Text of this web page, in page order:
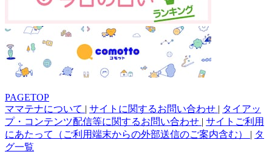
PAGETOP
ママテナについて | サイトに関するお問い合わせ | タイアッ
プ・コンテンツ配信等に関するお問い合わせ | サイトご利用
にあたって（ご利用端末からの外部送信のご案内含む） | タ
グ一覧